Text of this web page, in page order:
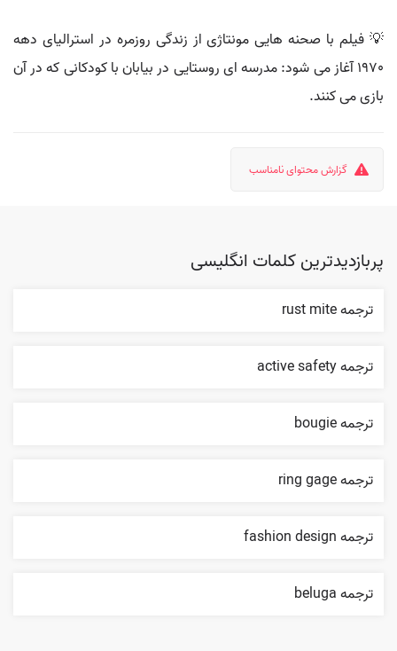
💡 فیلم با صحنه هایی مونتاژی از زندگی روزمره در استرالیای دهه
1970 آغاز می شود: مدرسه ای روستایی در بیابان با کودکانی که در آن
بازی می کنند.
گزارش محتوای نامناسب
پربازدیدترین کلمات انگلیسی
ترجمه rust mite
ترجمه active safety
ترجمه bougie
ترجمه ring gage
ترجمه fashion design
ترجمه beluga